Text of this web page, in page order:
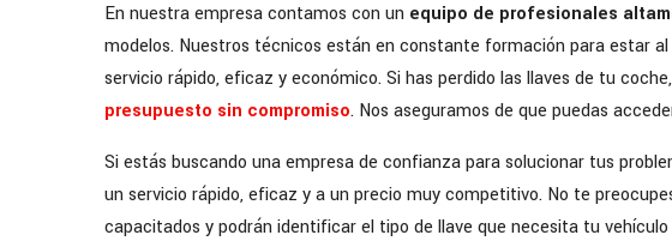
En nuestra empresa contamos con un equipo de profesionales
modelos. Nuestros técnicos están en constante formación para estar
servicio rápido, eficaz y económico. Si has perdido las llaves de tu
presupuesto sin compromiso. Nos aseguramos de que puedas
Si estás buscando una empresa de confianza para solucionar tus
un servicio rápido, eficaz y a un precio muy competitivo. No te
capacitados y podrán identificar el tipo de llave que necesita tu